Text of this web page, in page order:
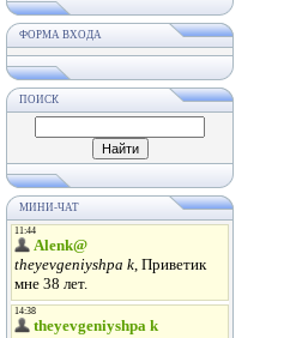
ФОРМА ВХОДА
ПОИСК
МИНИ-ЧАТ